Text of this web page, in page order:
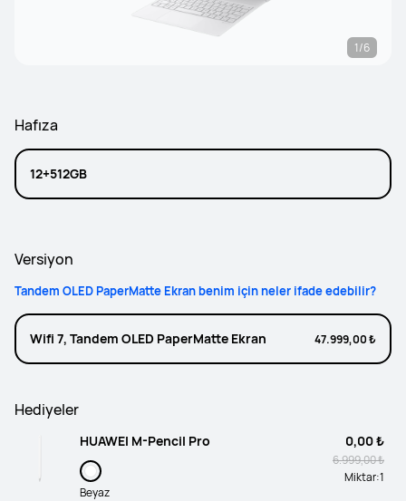
1/6
Hafıza
12+512GB
Versiyon
Tandem OLED PaperMatte Ekran benim için neler ifade edebilir?
Wifi 7, Tandem OLED PaperMatte Ekran 47.999,00 ₺
Hediyeler
HUAWEI M-Pencil Pro
Beyaz
0,00 ₺
6.999,00 ₺
Miktar:1